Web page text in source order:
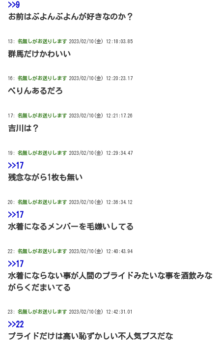
>>9
お前はぶよんぶよんが好きなのか？
13: 名無しがお送りします 2023/02/10(金) 12:18:03.85
群馬だけかわいい
16: 名無しがお送りします 2023/02/10(金) 12:20:23.17
べりんあるだろ
17: 名無しがお送りします 2023/02/10(金) 12:21:17.26
吉川は？
19: 名無しがお送りします 2023/02/10(金) 12:29:34.47
>>17
残念ながら1枚も無い
20: 名無しがお送りします 2023/02/10(金) 12:36:34.12
>>17
水着になるメンバーを毛嫌いしてる
22: 名無しがお送りします 2023/02/10(金) 12:40:43.94
>>17
水着にならない事が人間のプライドみたいな事を酒飲みな
がらくだまいてる
23: 名無しがお送りします 2023/02/10(金) 12:42:31.01
>>22
プライドだけは高い恥ずかしい不人気ブスだな